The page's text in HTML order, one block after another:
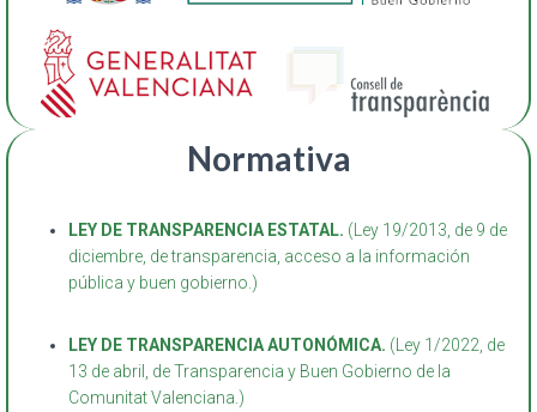
Normativa
LEY DE TRANSPARENCIA ESTATAL. (Ley 19/2013, de 9 de
diciembre, de transparencia, acceso a la información
pública y buen gobierno.)
LEY DE TRANSPARENCIA AUTONÓMICA. (Ley 1/2022, de
13 de abril, de Transparencia y Buen Gobierno de la
Comunitat Valenciana.)